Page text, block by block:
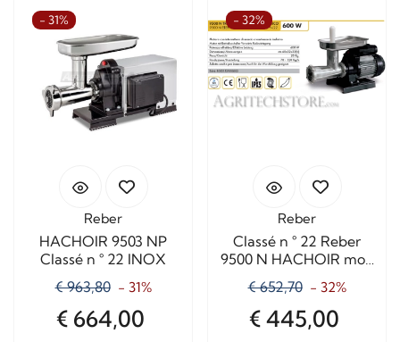
- 31%
Reber
HACHOIR 9503 NP
Classé n ° 22 INOX
€ 963,80 - 31%
€ 664,00
- 32%
Reber
Classé n ° 22 Reber
9500 N HACHOIR mod
€ 652,70 - 32%
€ 445,00